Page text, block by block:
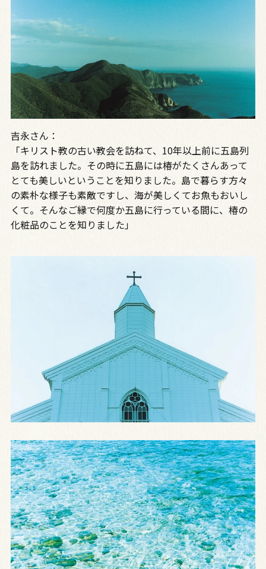
吉永さん：
「キリスト教の古い教会を訪ねて、10年以上前に五島列
島を訪れました。その時に五島には椿がたくさんあって
とても美しいということを知りました。島で暮らす方々
の素朴な様子も素敵ですし、海が美しくてお魚もおいし
くて。そんなご縁で何度か五島に行っている間に、椿の
化粧品のことを知りました」